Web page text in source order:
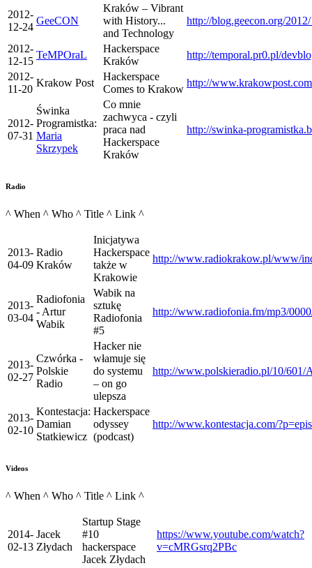
2012-
12-24
GeeCON
Kraków – Vibrant
with History...
and Technology
http://blog.geecon.org/
2012-
12-15
TeMPOraL
Hackerspace
Kraków
http://temporal.pr0.pl/
2012-
11-20
Krakow Post
Hackerspace
Comes to Krakow
http://
2012-
07-31
Świnka
Programistka:
Maria
Skrzypek
Co mnie
zachwyca - czyli
praca nad
Hackerspace
Kraków
http://swinka-
Radio
^ When ^ Who ^ Title ^ Link ^
2013-
04-09
Radio
Kraków
Inicjatywa
Hackerspace
także w
Krakowie
http://www.radiokrakow.pl/www/
2013-
03-04
Radiofonia
- Artur
Wabik
Wabik na
sztukę
Radiofonia
#5
http://www.radiofonia.fm/mp3/
2013-
02-27
Czwórka -
Polskie
Radio
Hacker nie
włamuje się
do systemu
– on go
ulepsza
http://www.polskieradio.pl/10/601/
2013-
02-10
Kontestacja:
Damian
Statkiewicz
Hackerspace
odyssey
(podcast)
http://www.kontestacja.com/
Videos
^ When ^ Who ^ Title ^ Link ^
2014-
02-13
Jacek
Złydach
Startup Stage
#10
hackerspace
Jacek Złydach
https://www.youtube.com/watch?
v=cMRGsrq2PBc